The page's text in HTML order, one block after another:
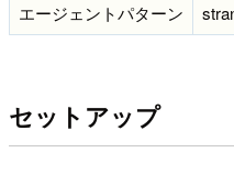
エージェントパターン
セットアップ